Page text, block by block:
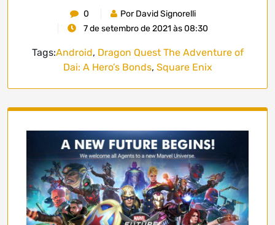
0
Por David Signorelli
7 de setembro de 2021 às 08:30
Tags:Android, Dragon Quest The Adventure of
Dai: A Hero’s Bonds, Square Enix